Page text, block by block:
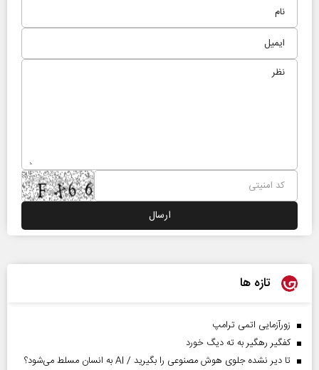
تازه ها
زورآزمایی اتمی ترامپ
کفگیر رهگیر به ته دیگ خورد
تا دیر نشده جلوی هوش مصنوعی را بگیرید / AI به انسان مسلط می‌شود؟